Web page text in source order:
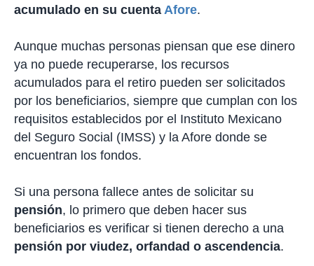
acumulado en su cuenta Afore.
Aunque muchas personas piensan que ese dinero
ya no puede recuperarse, los recursos
acumulados para el retiro pueden ser solicitados
por los beneficiarios, siempre que cumplan con los
requisitos establecidos por el Instituto Mexicano
del Seguro Social (IMSS) y la Afore donde se
encuentran los fondos.
Si una persona fallece antes de solicitar su
pensión, lo primero que deben hacer sus
beneficiarios es verificar si tienen derecho a una
pensión por viudez, orfandad o ascendencia.